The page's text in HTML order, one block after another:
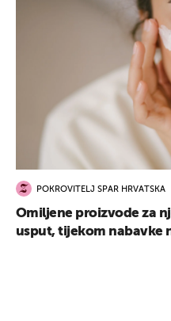
POKROVITELJ SPAR HRVATSKA
Omiljene proizvode za
usput, tijekom nabavke